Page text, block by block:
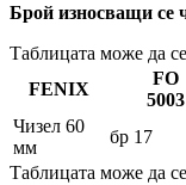
Брой износващи се
Таблицата може да
FENIX
FO
5003
Чизел 60
мм
бр 17
Таблицата може да